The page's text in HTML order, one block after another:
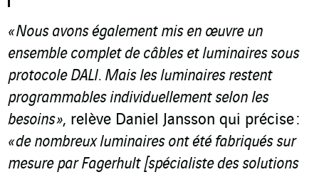
« Nousavons également mis en œuvre un
ensemble complet de câbles et luminaires sous
protocole DALI. Mais les luminaires restent
programmables individuellement selon les
besoins », relève Daniel Jansson qui précise :
« de nombreux luminaires ont été fabriqués sur
mesure par Fagerhult [spécialiste des solutions